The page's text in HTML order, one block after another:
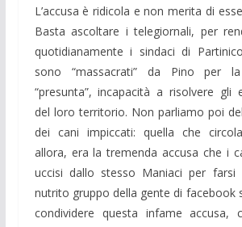
L’accusa è ridicola e non merita di
Basta ascoltare i telegiornali, per
quotidianamente i sindaci di
sono “massacrati” da Pino per
“presunta”, incapacità a risolvere gli
del loro territorio. Non parliamo poi
dei cani impiccati: quella che
allora, era la tremenda accusa che i
uccisi dallo stesso Maniaci per farsi
nutrito gruppo della gente di facebook
condividere questa infame accusa,